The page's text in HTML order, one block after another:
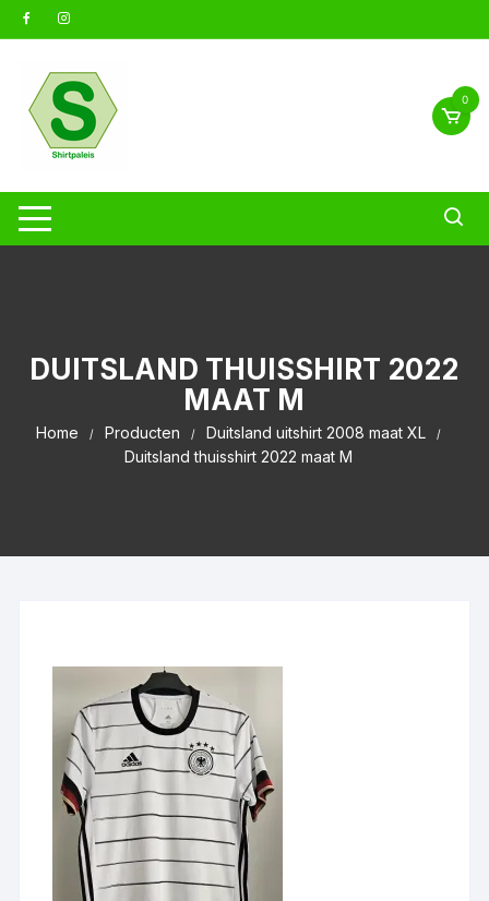
naar
0
DUITSLAND THUISSHIRT 2022
MAAT M
Home Producten
Duitsland uitshirt 2008 maat XL
Duitsland thuisshirt 2022 maat M